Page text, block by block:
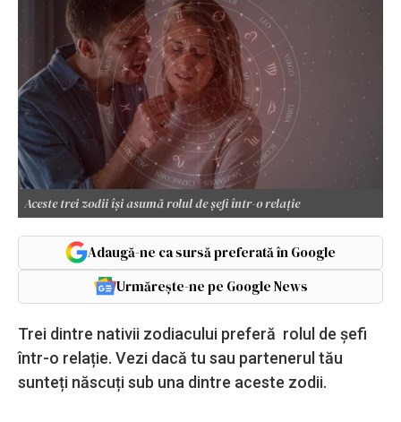
Aceste trei zodii își asumă rolul de șefi într-o relație
Adaugă-ne ca sursă preferată în Google
Urmărește-ne pe Google News
Trei dintre nativii zodiacului preferă rolul de șefi
într-o relație. Vezi dacă tu sau partenerul tău
sunteți născuți sub una dintre aceste zodii.